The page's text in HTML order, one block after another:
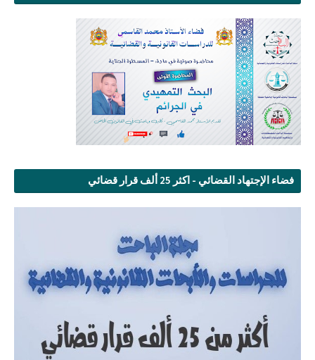
فضاء الإجتهاد القضائي - اكثر 25 ألف قرار قضائي